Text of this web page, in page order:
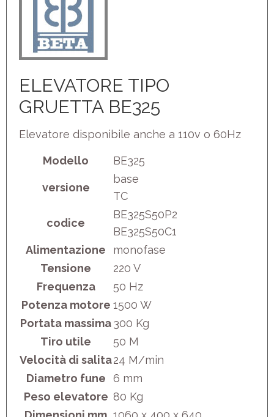
ELEVATORE TIPO
GRUETTA BE325
Elevatore disponibile anche a 110v o 60Hz
Modello BE325
versione
base
TC
codice
BE325S50P2
BE325S50C1
Alimentazione
monofase
Tensione
220 V
Frequenza
50 Hz
Potenza motore 1500 W
Portata massima300 Kg
Tiro utile
50 M
Velocità di salita24 M/min
Diametro fune
6 mm
Peso elevatore 80 Kg